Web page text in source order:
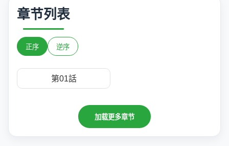
章节列表
正序 逆序
第01話
加载更多章节